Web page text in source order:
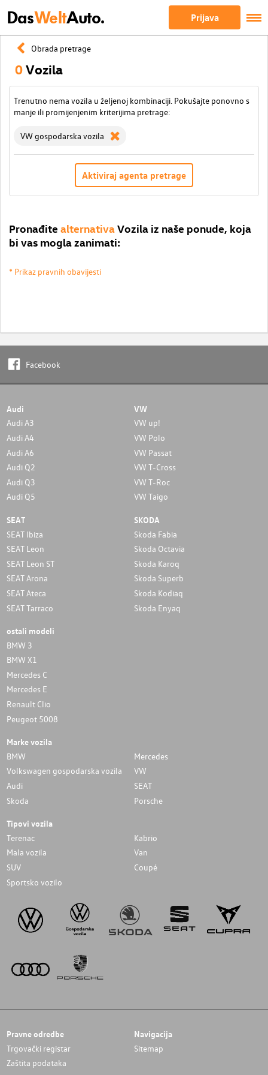
DasWeltAuto. Prijava
Obrada pretrage
0Vozila
Trenutno nema vozila u željenoj kombinaciji. Pokušajte ponovno s
manje ili promijenjenim kriterijima pretrage:
VW gospodarska vozila
Aktiviraj agenta pretrage
Pronađite alternativaVozila iz naše ponude, koja
bi vas mogla zanimati:
* Prikaz pravnih obavijesti
Facebook
Audi
Audi A3
Audi A4
Audi A6
Audi Q2
Audi Q3
Audi Q5
VW
VW up!
VW Polo
VW Passat
VW T-Cross
VW T-Roc
VW Taigo
SEAT
SEAT Ibiza
SEAT Leon
SEAT Leon ST
SEAT Arona
SEAT Ateca
SEAT Tarraco
SKODA
Skoda Fabia
Skoda Octavia
Skoda Karoq
Skoda Superb
Skoda Kodiaq
Skoda Enyaq
ostali modeli
BMW 3
BMW X1
Mercedes C
Mercedes E
Renault Clio
Peugeot 5008
Marke vozila
BMW
Mercedes
Volkswagen gospodarska vozila
VW
Audi
SEAT
Skoda
Porsche
Tipovi vozila
Terenac
Kabrio
Mala vozila
Van
SUV
Coupé
Sportsko vozilo
Pravne odredbe
Trgovački registar
Zaštita podataka
Navigacija
Sitemap